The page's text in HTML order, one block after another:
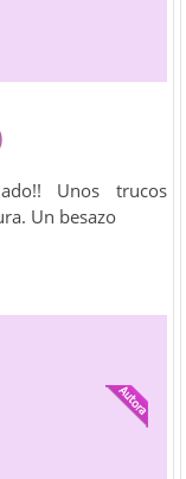
Unos trucos
Un besazo